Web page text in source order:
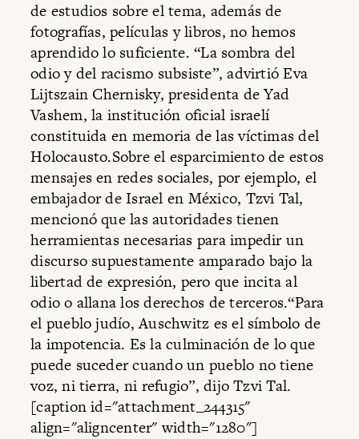
de estudios sobre el tema, además de
fotografías, películas y libros, no hemos
aprendido lo suficiente. “La sombra del
odio y del racismo subsiste”, advirtió Eva
Lijtszain Chernisky, presidenta de Yad
Vashem, la institución oficial israelí
constituida en memoria de las víctimas del
Holocausto.Sobre el esparcimiento de estos
mensajes en redes sociales, por ejemplo, el
embajador de Israel en México, Tzvi Tal,
mencionó que las autoridades tienen
herramientas necesarias para impedir un
discurso supuestamente amparado bajo la
libertad de expresión, pero que incita al
odio o allana los derechos de terceros.“Para
el pueblo judío, Auschwitz es el símbolo de
la impotencia. Es la culminación de lo que
puede suceder cuando un pueblo no tiene
voz, ni tierra, ni refugio”, dijo Tzvi Tal.
[caption id="attachment_244315"
align="aligncenter" width="1280"]